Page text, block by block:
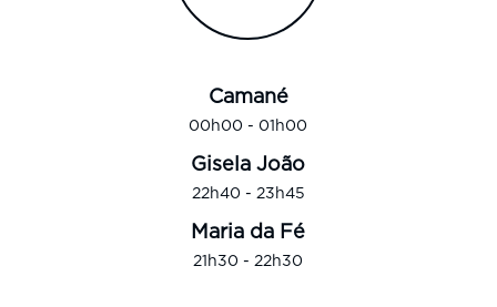
Camané
00h00 - 01h00
Gisela João
22h40 - 23h45
Maria da Fé
21h30 - 22h30